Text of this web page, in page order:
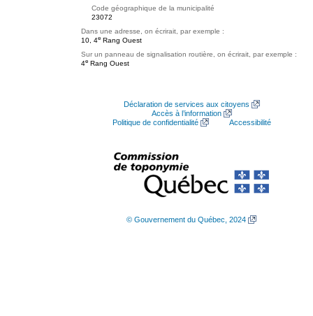
Code géographique de la municipalité
23072
Dans une adresse, on écrirait, par exemple :
10, 4e Rang Ouest
Sur un panneau de signalisation routière, on écrirait, par exemple :
4e Rang Ouest
Déclaration de services aux citoyens
Accès à l’information
Politique de confidentialité
Accessibilité
© Gouvernement du Québec, 2024